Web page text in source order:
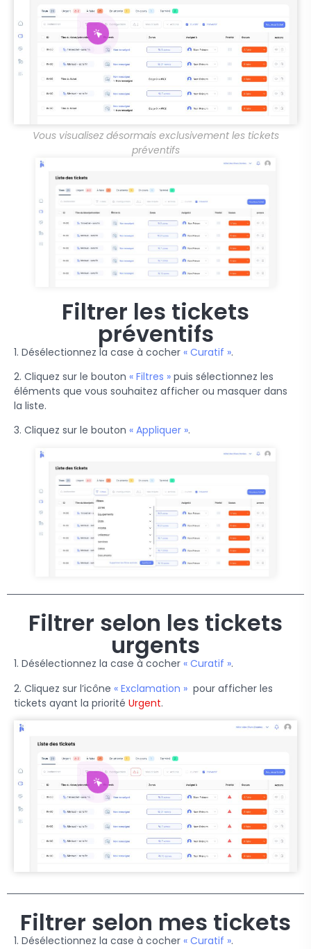
Vous visualisez désormais exclusivement les tickets
préventifs
Filtrer les tickets
préventifs
1. Désélectionnez la case à cocher « Curatif ».
2. Cliquez sur le bouton « Filtres » puis sélectionnez les
éléments que vous souhaitez afficher ou masquer dans
la liste.
3. Cliquez sur le bouton « Appliquer ».
Filtrer selon les tickets
urgents
1. Désélectionnez la case à cocher « Curatif ».
2. Cliquez sur l’icône « Exclamation » pour afficher les
tickets ayant la priorité Urgent.
Filtrer selon mes tickets
1. Désélectionnez la case à cocher « Curatif ».